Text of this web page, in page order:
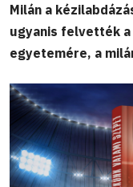
Milán a
ugyanis felvették
egyetemére, a